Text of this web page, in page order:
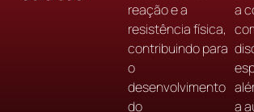
reação e a
resistência física,
contribuindo para
o
desenvolvimento
do
a
a